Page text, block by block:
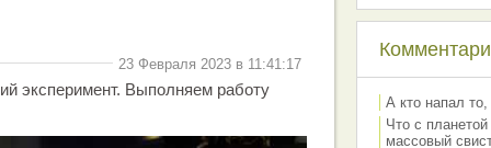
23 Февраля 2023 в 11:41:17
эксперимент. Выполняем работу
А кто напал то,
Что с
массовый